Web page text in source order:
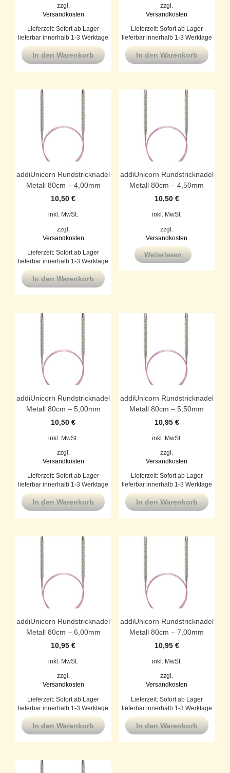
zzgl.
Versandkosten
Lieferzeit:Sofort ab Lager
lieferbar innerhalb 1-3 Werktage
In den Warenkorb
zzgl.
Versandkosten
Lieferzeit: Sofort ab Lager
lieferbar innerhalb 1-3 Werktage
In den Warenkorb
addiUnicorn Rundstricknadel
Metall 80cm – 4,00mm
10,50€
inkl. MwSt.
zzgl.
Versandkosten
Lieferzeit:Sofort ab Lager
lieferbar innerhalb 1-3 Werktage
In den Warenkorb
addiUnicorn Rundstricknadel
Metall 80cm – 4,50mm
10,50 €
inkl. MwSt.
zzgl.
Versandkosten
Weiterlesen
addiUnicorn Rundstricknadel
Metall 80cm – 5,00mm
10,50€
inkl. MwSt.
zzgl.
Versandkosten
Lieferzeit:Sofort ab Lager
lieferbar innerhalb 1-3 Werktage
In den Warenkorb
addiUnicorn Rundstricknadel
Metall 80cm – 5,50mm
10,95 €
inkl. MwSt.
zzgl.
Versandkosten
Lieferzeit: Sofort ab Lager
lieferbar innerhalb 1-3 Werktage
In den Warenkorb
addiUnicorn Rundstricknadel
Metall 80cm – 6,00mm
10,95€
inkl. MwSt.
zzgl.
Versandkosten
Lieferzeit: Sofort ab Lager
lieferbar innerhalb 1-3 Werktage
In den Warenkorb
addiUnicorn Rundstricknadel
Metall 80cm – 7,00mm
10,95 €
inkl. MwSt.
zzgl.
Versandkosten
Lieferzeit: Sofort ab Lager
lieferbar innerhalb 1-3 Werktage
In den Warenkorb